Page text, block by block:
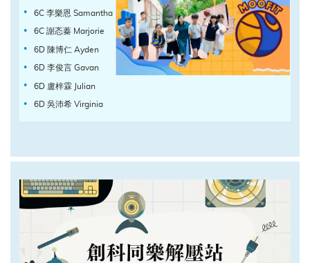
6C 李樂恩 Samantha
6C 謝忞蓁 Marjorie
6D 陳博仁 Ayden
6D 李俊言 Gavan
6D 盧梓霖 Julian
6D 吳沛希 Virginia